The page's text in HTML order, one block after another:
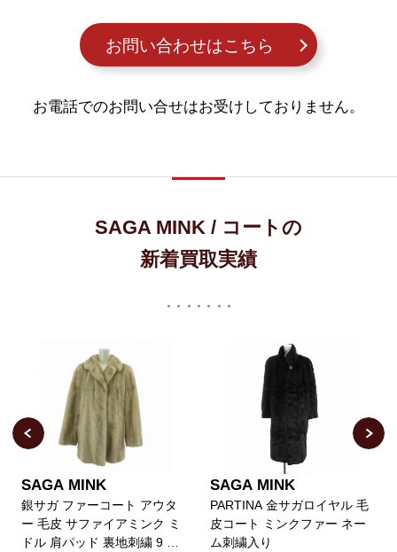
お問い合わせはこちら
お電話でのお問い合せはお受けしておりません。
SAGA MINK / コートの
新着買取実績
SAGA MINK
銀サガ ファーコート アウタ
ー 毛皮 サファイアミンク ミ
ドル 肩パッド 裏地刺繍 9 M
SAGA MINK
PARTINA 金サガロイヤル 毛
皮コート ミンクファー ネー
ム刺繍入り